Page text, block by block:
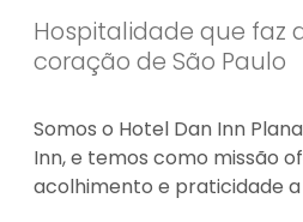
Hospitalidade que faz
coração de São Paulo
Somos o Hotel Dan Inn
Inn, e temos como missão
acolhimento e praticidade